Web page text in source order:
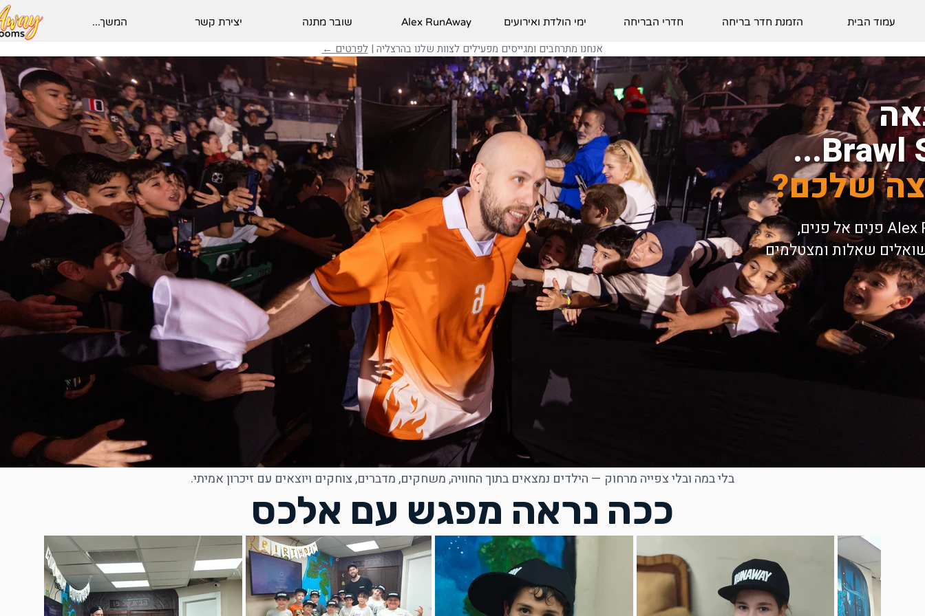
עמוד הבית הזמנת חדר בריחה חדרי הבריחה ימי הולדת ואירועים Alex RunAway שובר מתנה יצירת קשר המשך...
אנחנו מתרחבים ומגייסים מפעילים לצוות שלנו בהרצליה |לפרטים ←
שלכם?
זה באמת קורה. נפגשים עם Alex RunAway פנים אל פנים,
שאלות ומצטלמים
בלי במה ובלי צפייה מרחוק — הילדים נמצאים בתוך החוויה, משחקים, מדברים, צוחקים ויוצאים עם זיכרון אמיתי.
ככה נראה מפגש עם אלכס